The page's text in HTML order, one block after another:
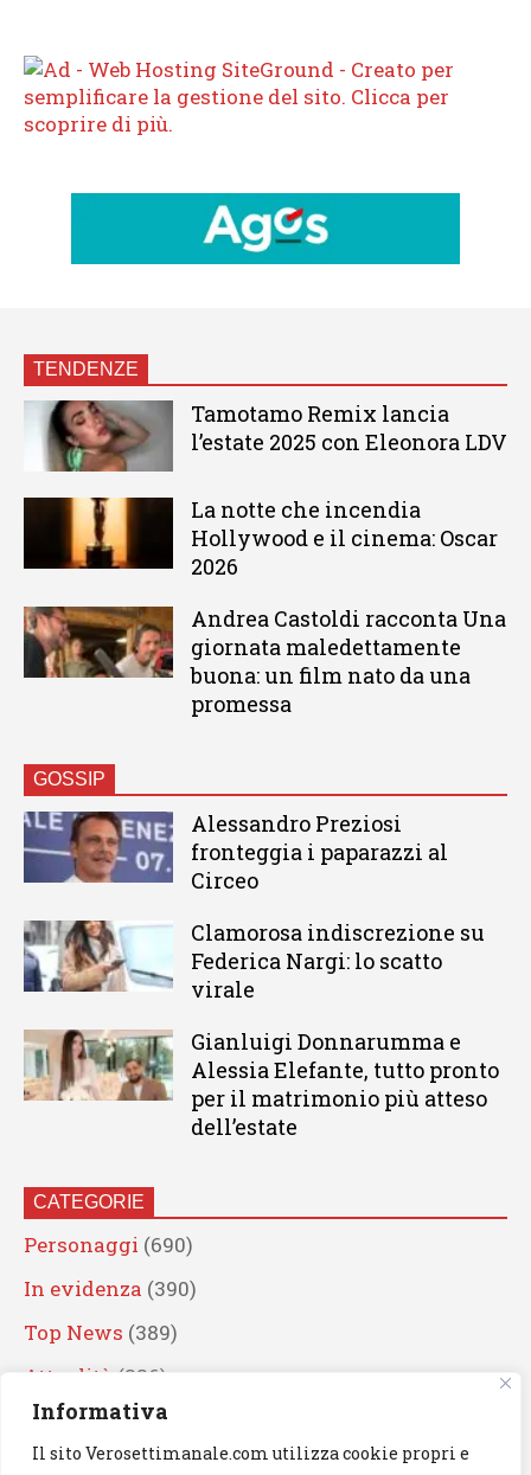
Informativa
Il sito Verosettimanale.com utilizza cookie propri e
TENDENZE
Tamotamo Remix lancia
l’estate 2025 con Eleonora LDV
La notte che incendia
Hollywood e il cinema: Oscar
2026
Andrea Castoldi racconta Una
giornata maledettamente
buona: un film nato da una
promessa
GOSSIP
Alessandro Preziosi
fronteggia i paparazzi al
Circeo
Clamorosa indiscrezione su
Federica Nargi: lo scatto
virale
Gianluigi Donnarumma e
Alessia Elefante, tutto pronto
per il matrimonio più atteso
dell’estate
CATEGORIE
Personaggi (690)
In evidenza (390)
Top News (389)
Attualità (336)
Eventi(330)
Artisti (241)